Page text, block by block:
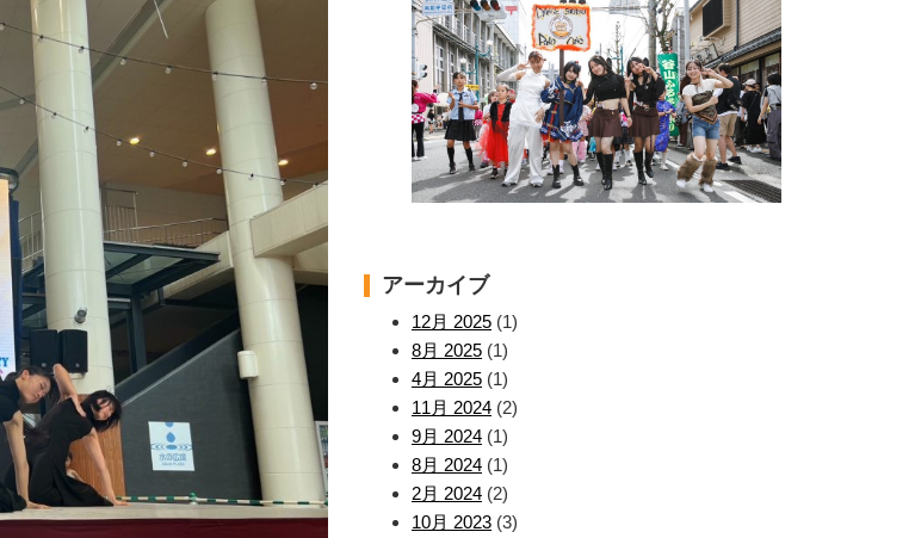
アーカイブ
12月 2025 (1)
8月 2025 (1)
4月 2025 (1)
11月 2024 (2)
9月 2024 (1)
8月 2024 (1)
2月 2024 (2)
10月 2023 (3)